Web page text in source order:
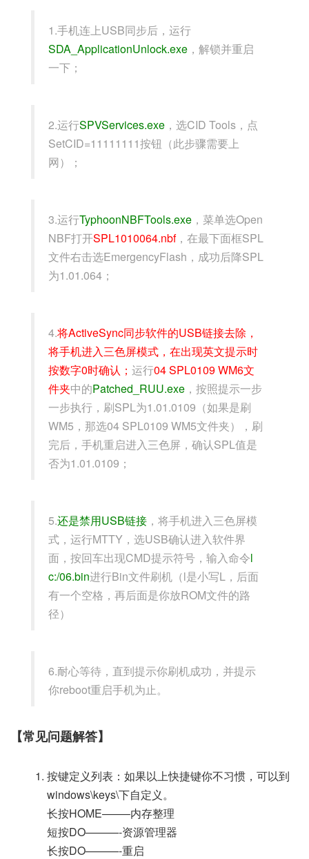
1.手机连上USB同步后，运行
SDA_ApplicationUnlock.exe ，解锁并重启
一下；
2.运行SPVServices.exe ，选CID Tools，点
SetCID=11111111按钮（此步骤需要上
网）；
3.运行TyphoonNBFTools.exe ，菜单选Open
NBF打开SPL1010064.nbf，在最下面框SPL
文件右击选EmergencyFlash，成功后降SPL
为1.01.064；
4.将ActiveSync同步软件的USB链接去除，
将手机进入三色屏模式，在出现英文提示时
按数字0时确认； 运行04 SPL0109 WM6文
件夹中的Patched_RUU.exe ，按照提示一步
一步执行，刷SPL为1.01.0109（如果是刷
WM5，那选04 SPL0109 WM5文件夹），刷
完后，手机重启进入三色屏，确认SPL值是
否为1.01.0109；
5.还是禁用USB链接 ，将手机进入三色屏模
式，运行MTTY，选USB确认进入软件界
面，按回车出现CMD提示符号，输入命令l
c:/06.bin进行Bin文件刷机（l是小写L，后面
有一个空格，再后面是你放ROM文件的路
径）
6.耐心等待，直到提示你刷机成功，并提示
你reboot重启手机为止。
【常见问题解答】
按键定义列表：如果以上快捷键你不习惯，可以到
windows\keys\下自定义。
长按HOME——–内存整理
短按DO———-资源管理器
长按DO———-重启